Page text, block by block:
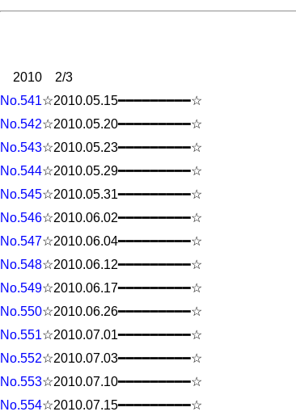
2010 2/3
No.541☆2010.05.15━━━━━━━━━☆
No.542☆2010.05.20━━━━━━━━━☆
No.543☆2010.05.23━━━━━━━━━☆
No.544☆2010.05.29━━━━━━━━━☆
No.545☆2010.05.31━━━━━━━━━☆
No.546☆2010.06.02━━━━━━━━━☆
No.547☆2010.06.04━━━━━━━━━☆
No.548☆2010.06.12━━━━━━━━━☆
No.549☆2010.06.17━━━━━━━━━☆
No.550☆2010.06.26━━━━━━━━━☆
No.551☆2010.07.01━━━━━━━━━☆
No.552☆2010.07.03━━━━━━━━━☆
No.553☆2010.07.10━━━━━━━━━☆
No.554☆2010.07.15━━━━━━━━━☆